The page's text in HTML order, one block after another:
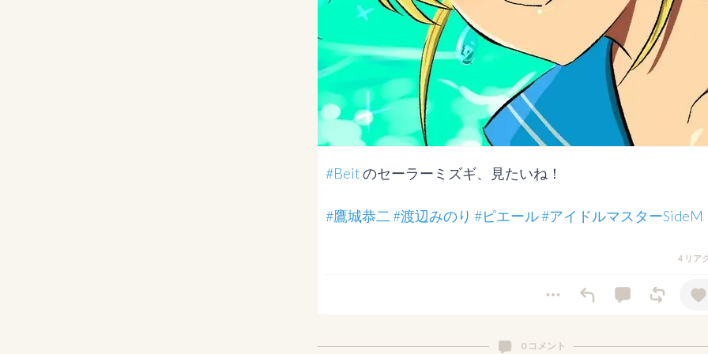
#Beit のセーラーミズギ、見たいね！
#鷹城恭二 #渡辺みのり #ピエール#アイドルマスターSideM
4 リア
0 コメント